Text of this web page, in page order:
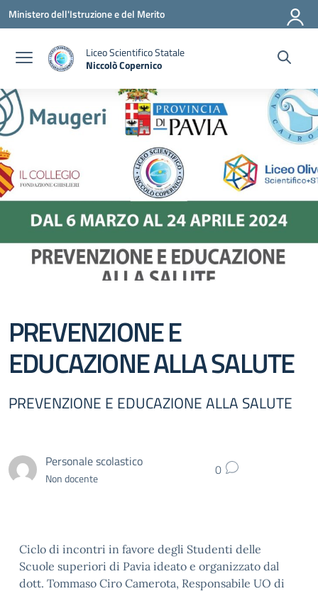
Vai ai contenuti
Vai al menu di navigazione
Vai al footer
Ministero dell'Istruzione e del Merito
Liceo Scientifico Statale
Niccolò Copernico
PREVENZIONE E
EDUCAZIONE ALLA SALUTE
PREVENZIONE E EDUCAZIONE ALLA SALUTE
Personale scolastico
Non docente 0
Ciclo di incontri in favore degli Studenti delle
Scuole superiori di Pavia ideato e organizzato dal
dott. Tommaso Ciro Camerota, Responsabile UO di